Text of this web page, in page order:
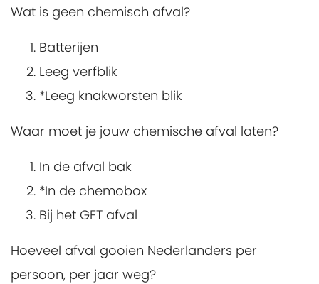
Wat is geen chemisch afval?
Batterijen
Leeg verfblik
*Leeg knakworsten blik
Waar moet je jouw chemische afval laten?
In de afval bak
*In de chemobox
Bij het GFT afval
Hoeveel afval gooien Nederlanders per
persoon, per jaar weg?